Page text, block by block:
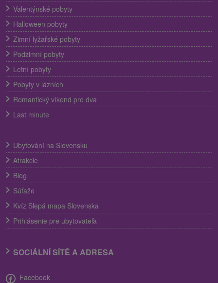
Valentýnské pobyty
Halloween pobyty
Zimní lyžařské pobyty
Podzimní pobyty
Letní pobyty
Pobyty v lázních
Romantický víkend pro dva
Last minute
Ubytování na Slovensku
Atrakcie
Blog
Súťaže
Kvíz Slepá mapa Slovenska
Prihlásenie pre ubytovateľa
SOCIÁLNÍ SÍTĚ A ADRESA
Facebook